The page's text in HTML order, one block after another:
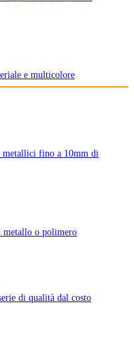
e multicolore
metallici fino a 10mm di
o polimero
di qualità dal costo